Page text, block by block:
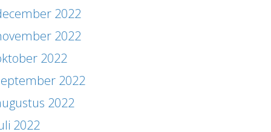
2022
2022
2022
2022
2022
2022